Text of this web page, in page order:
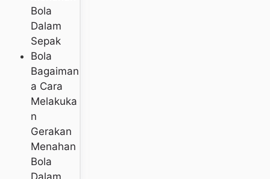
Bagaiman
A Cara
Melakuka
N
Gerakan
Menahan
Bola
Dalam